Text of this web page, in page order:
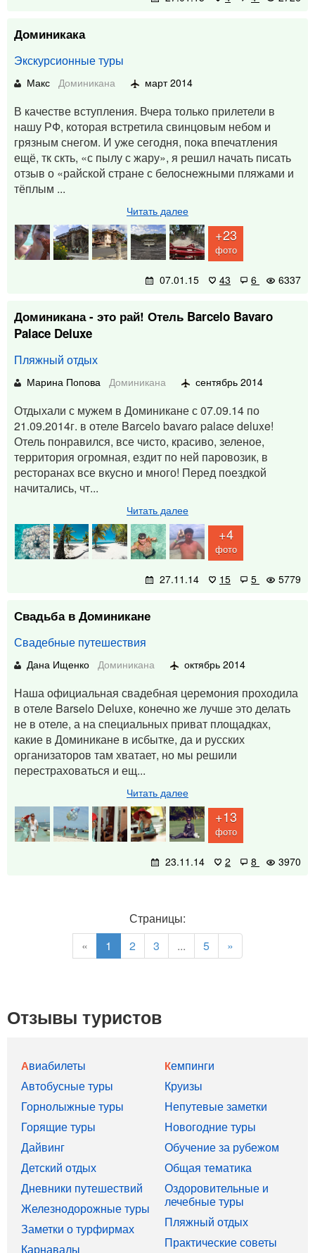
Доминикака
Экскурсионные туры
Макс Доминикана март 2014
В качестве вступления. Вчера только прилетели в
нашу РФ, которая встретила свинцовым небом и
грязным снегом. И уже сегодня, пока впечатления
ещё, тк скть, «с пылу с жару», я решил начать писать
отзыв о «райской стране с белоснежными пляжами и
тёплым ...
Читать далее
+23
фото
07.01.15 43 6 6337
Доминикана - это рай! Отель Barcelo Bavaro
Palace Deluxe
Пляжный отдых
Марина Попова Доминикана сентябрь 2014
Отдыхали с мужем в Доминикане с 07.09.14 по
21.09.2014г. в отеле Barcelo bavaro palace deluxe!
Отель понравился, все чисто, красиво, зеленое,
территория огромная, ездит по ней паровозик, в
ресторанах все вкусно и много! Перед поездкой
начитались, чт...
Читать далее
+4
фото
27.11.14 15 5 5779
Свадьба в Доминикане
Свадебные путешествия
Дана Ищенко Доминикана октябрь 2014
Наша официальная свадебная церемония проходила
в отеле Barselo Deluxe, конечно же лучше это делать
не в отеле, а на специальных приват площадках,
какие в Доминикане в исбытке, да и русских
организаторов там хватает, но мы решили
перестраховаться и ещ...
Читать далее
+13
фото
23.11.14 2 8 3970
Страницы:
«
1 2 3 ... 5 »
Отзывы туристов
Авиабилеты
Автобусные туры
Горнолыжные туры
Горящие туры
Дайвинг
Детский отдых
Дневники путешествий
Железнодорожные туры
Заметки о турфирмах
Карнавалы
Кемпинги
Круизы
Непутевые заметки
Новогодние туры
Обучение за рубежом
Общая тематика
Оздоровительные и
лечебные туры
Пляжный отдых
Практические советы